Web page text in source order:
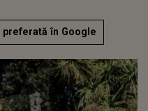
în Google